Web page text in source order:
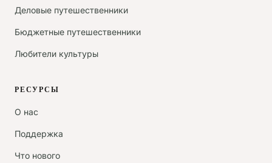
Деловые путешественники
Бюджетные путешественники
Любители культуры
РЕСУРСЫ
О нас
Поддержка
Что нового